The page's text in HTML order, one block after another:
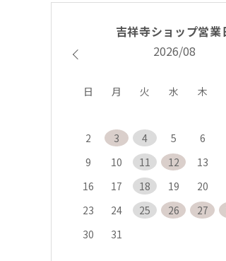
2026/08
日 月 火 水 木
2
3 4 5 6
9
10 11 12 13
16
17 18 19 20
23
24 25 26 27
30
31